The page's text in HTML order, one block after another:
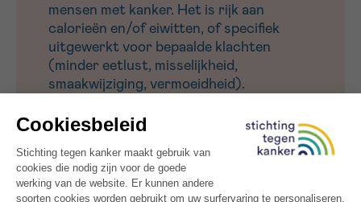
mensen met kanker. Het is rijk aan
calorieën en/of eiwitten, of specifiek
uitgewerkt voor bepaalde klachten
(minder eetlust, misselijkheid,
smaakwijziging, vermoeidheid).
Zin in een ander zacht en voedzaam ontbijt ?
Probeer dan ook onzehavermoutpapmet
energie – een warm en vullend gerecht dat je dag